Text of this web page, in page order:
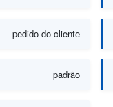
pedido do cliente
padrão